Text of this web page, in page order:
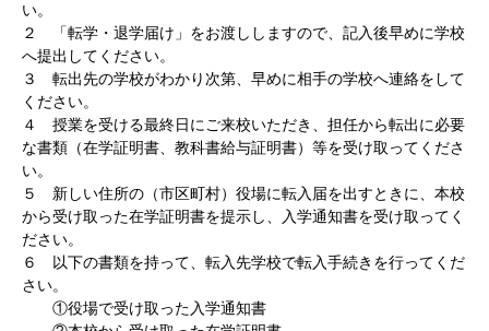
い。
２ 「転学・退学届け」をお渡ししますので、記入後早めに学校
へ提出してください。
３ 転出先の学校がわかり次第、早めに相手の学校へ連絡をして
ください。
４ 授業を受ける最終日にご来校いただき、担任から転出に必要
な書類（在学証明書、教科書給与証明書）等を受け取ってくださ
い。
５ 新しい住所の（市区町村）役場に転入届を出すときに、本校
から受け取った在学証明書を提示し、入学通知書を受け取ってく
ださい。
６ 以下の書類を持って、転入先学校で転入手続きを行ってくだ
さい。
①役場で受け取った入学通知書